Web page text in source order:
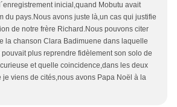
inicial,quand Mobutu avait
du pays.Nous avons juste là,un cas qui justifie
de notre frère Richard.Nous pouvons citer
la chanson Clara Badimuene dans laquelle
pouvait plus reprendre fidèlement son solo de
et quelle coincidence,dans les deux
je viens de cités,nous avons Papa Noël à la